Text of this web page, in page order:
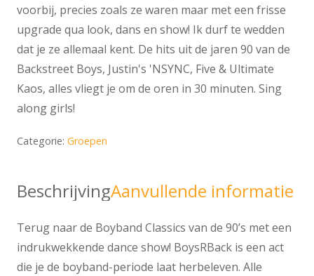
voorbij, precies zoals ze waren maar met een frisse
upgrade qua look, dans en show! Ik durf te wedden
dat je ze allemaal kent. De hits uit de jaren 90 van de
Backstreet Boys, Justin's 'NSYNC, Five & Ultimate
Kaos, alles vliegt je om de oren in 30 minuten. Sing
along girls!
Categorie: Groepen
BeschrijvingAanvullende informatie
Terug naar de Boyband Classics van de 90’s met een
indrukwekkende dance show! BoysRBack is een act
die je de boyband-periode laat herbeleven. Alle